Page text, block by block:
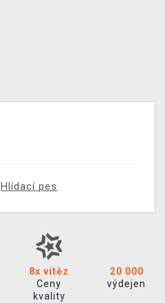
Hlídací pes
8x vítěz
Ceny
kvality
20 000
výdejen